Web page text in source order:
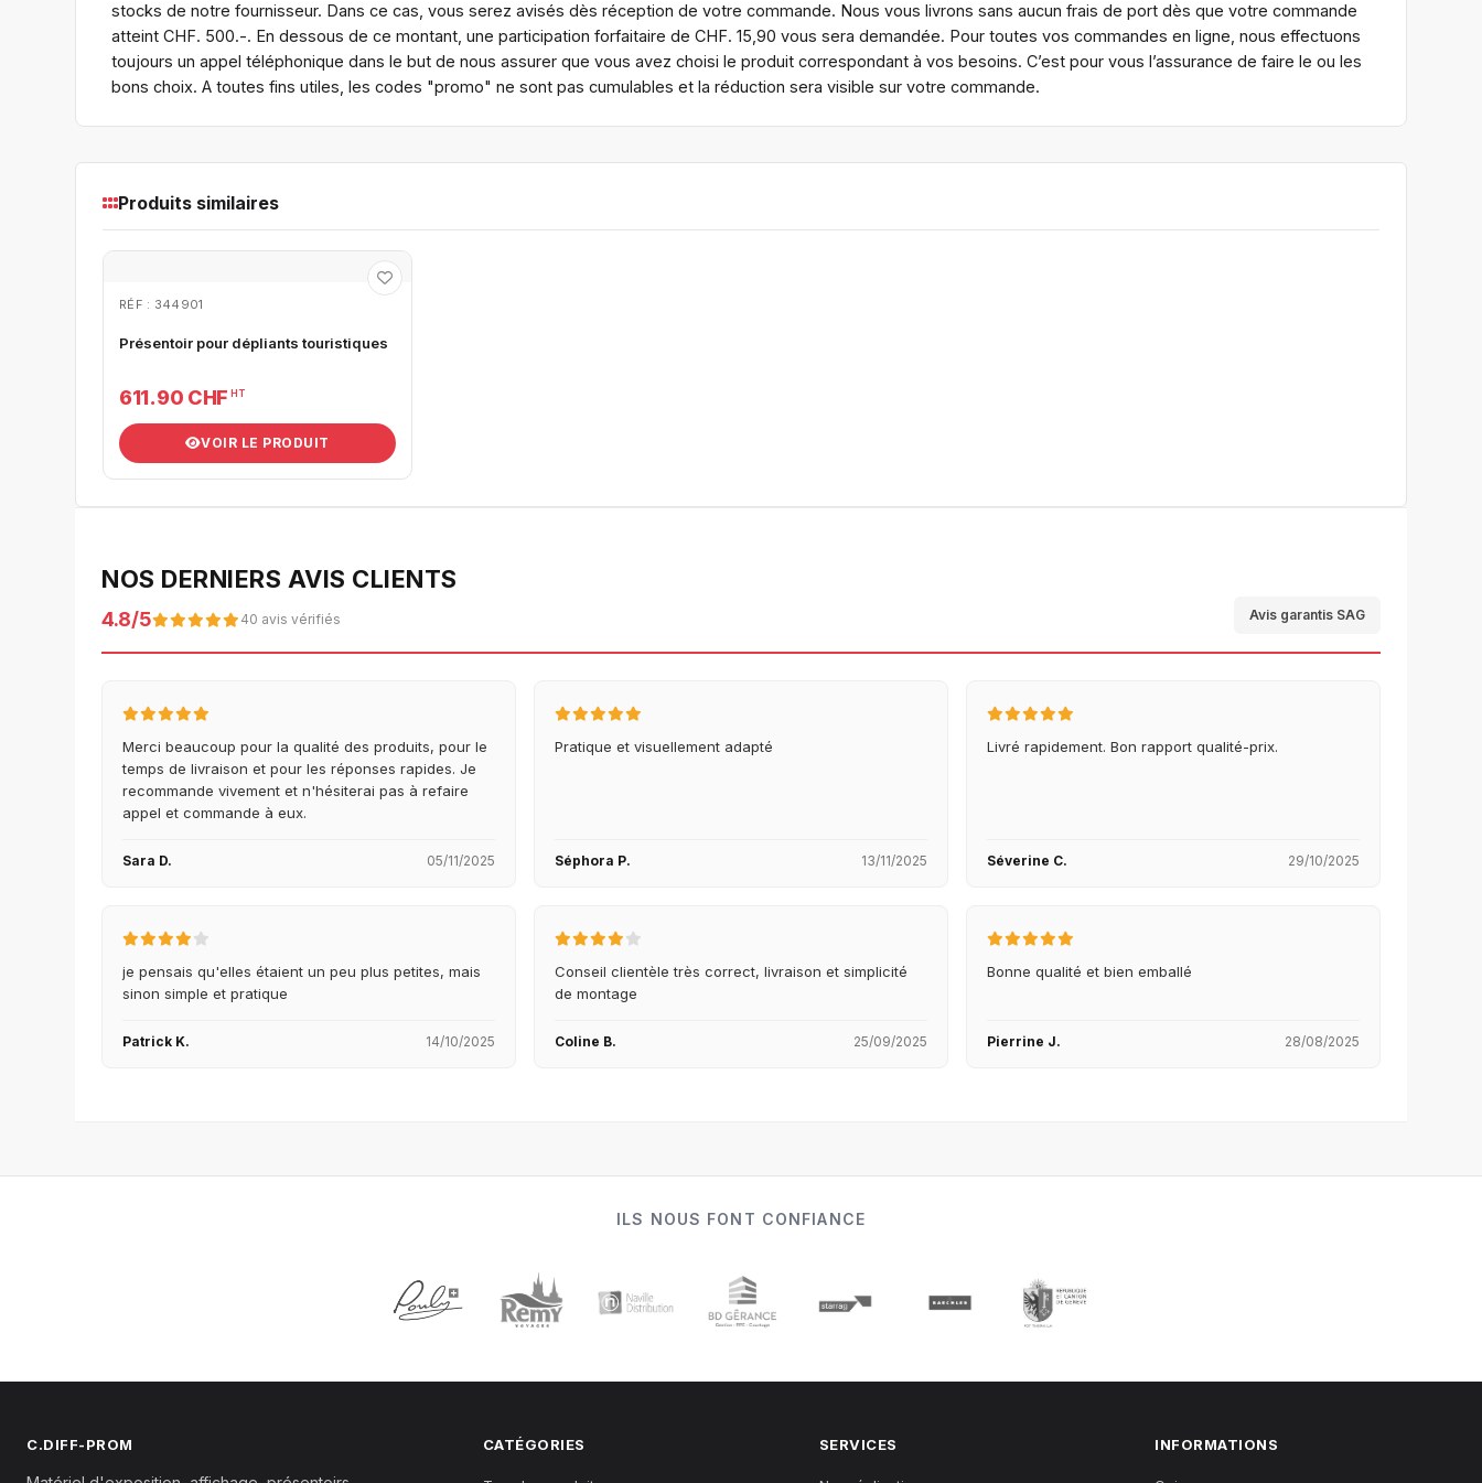
stocks de notre fournisseur. Dans ce cas, vous serez avisés dès réception de votre commande. Nous vous livrons sans aucun frais de port dès que votre commande
atteint CHF. 500.-. En dessous de ce montant, une participation forfaitaire de CHF. 15,90 vous sera demandée. Pour toutes vos commandes en ligne, nous effectuons
toujours un appel téléphonique dans le but de nous assurer que vous avez choisi le produit correspondant à vos besoins. C’est pour vous l’assurance de faire le ou les
bons choix. A toutes fins utiles, les codes "promo" ne sont pas cumulables et la réduction sera visible sur votre commande.
Produits similaires
RÉF : 344901
Présentoir pour dépliants touristiques
611.90 CHF HT
VOIR LE PRODUIT
NOS DERNIERS AVIS CLIENTS
4.8/5 40 avis vérifiés Avis garantis SAG
Merci beaucoup pour la qualité des produits, pour le
temps de livraison et pour les réponses rapides. Je
recommande vivement et n'hésiterai pas à refaire
appel et commande à eux.
Sara D. 05/11/2025
Pratique et visuellement adapté
Séphora P. 13/11/2025
Livré rapidement. Bon rapport qualité-prix.
Séverine C. 29/10/2025
je pensais qu'elles étaient un peu plus petites, mais
sinon simple et pratique
Patrick K. 14/10/2025
Conseil clientèle très correct, livraison et simplicité
de montage
Coline B. 25/09/2025
Bonne qualité et bien emballé
Pierrine J. 28/08/2025
ILS NOUS FONT CONFIANCE
C.DIFF-PROM CATÉGORIES SERVICES INFORMATIONS